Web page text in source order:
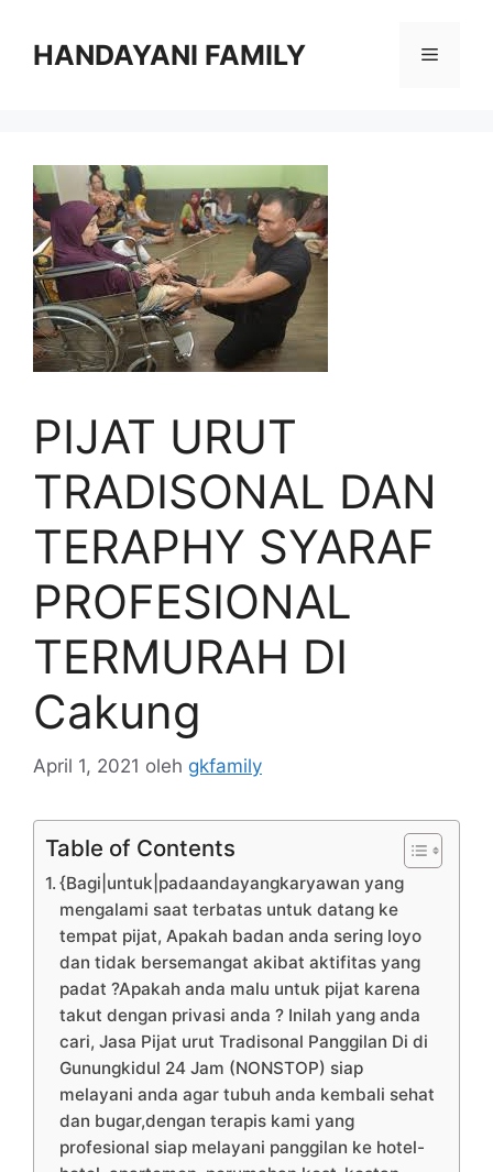
HANDAYANI FAMILY Menu
PIJAT URUT
TRADISONAL DAN
TERAPHY SYARAF
PROFESIONAL
TERMURAH DI
Cakung
April 1, 2021 oleh gkfamily
Table of Contents
{Bagi|untuk|padaandayangkaryawan yang
mengalami saat terbatas untuk datang ke
tempat pijat, Apakah badan anda sering loyo
dan tidak bersemangat akibat aktifitas yang
padat ?Apakah anda malu untuk pijat karena
takut dengan privasi anda ? Inilah yang anda
cari, Jasa Pijat urut Tradisonal Panggilan Di di
Gunungkidul 24 Jam (NONSTOP) siap
melayani anda agar tubuh anda kembali sehat
dan bugar,dengan terapis kami yang
profesional siap melayani panggilan ke hotel-